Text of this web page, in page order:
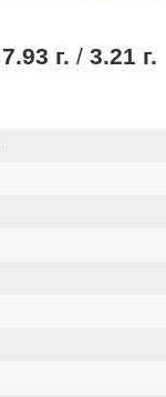
7.93 г. / 3.21 г.